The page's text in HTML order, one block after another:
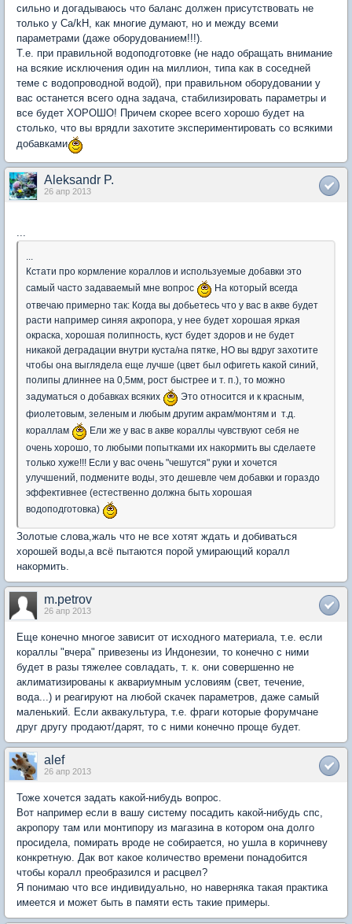
сильно и догадываюсь что баланс должен присутствовать не
только у Ca/kH, как многие думают, но и между всеми
параметрами (даже оборудованием!!!).
Т.е. при правильной водоподготовке (не надо обращать внимание
на всякие исключения один на миллион, типа как в соседней
теме с водопроводной водой), при правильном оборудовании у
вас останется всего одна задача, стабилизировать параметры и
все будет ХОРОШО! Причем скорее всего хорошо будет на
столько, что вы врядли захотите экспериментировать со всякими
добавками
Aleksandr P.
26 апр 2013
...
...
Кстати про кормление кораллов и используемые добавки это
самый часто задаваемый мне вопрос
На который всегда
отвечаю примерно так: Когда вы добьетесь что у вас в акве будет
расти например синяя акропора, у нее будет хорошая яркая
окраска, хорошая полипность, куст будет здоров и не будет
никакой деградации внутри куста/на пятке, НО вы вдруг захотите
чтобы она выглядела еще лучше (цвет был офигеть какой синий,
полипы длиннее на 0,5мм, рост быстрее и т. п.), то можно
задуматься о добавках всяких
Это относится и к красным,
фиолетовым, зеленым и любым другим акрам/монтям и т.д.
кораллам
Ели же у вас в акве кораллы чувствуют себя не
очень хорошо, то любыми попытками их накормить вы сделаете
только хуже!!! Если у вас очень "чешутся" руки и хочется
улучшений, подмените воды, это дешевле чем добавки и гораздо
эффективнее (естественно должна быть хорошая
водоподготовка)
Золотые слова,жаль что не все хотят ждать и добиваться
хорошей воды,а всё пытаются порой умирающий коралл
накормить.
m.petrov
26 апр 2013
Еще конечно многое зависит от исходного материала, т.е. если
кораллы "вчера" привезены из Индонезии, то конечно с ними
будет в разы тяжелее совладать, т. к. они совершенно не
аклиматизированы к аквариумным условиям (свет, течение,
вода...) и реагируют на любой скачек параметров, даже самый
маленький. Если аквакультура, т.е. фраги которые форумчане
друг другу продают/дарят, то с ними конечно проще будет.
alef
26 апр 2013
Тоже хочется задать какой-нибудь вопрос.
Вот например если в вашу систему посадить какой-нибудь спс,
акропору там или монтипору из магазина в котором она долго
просидела, помирать вроде не собирается, но ушла в коричневу
конкретную. Дак вот какое количество времени понадобится
чтобы коралл преобразился и расцвел?
Я понимаю что все индивидуально, но наверняка такая практика
имеется и может быть в памяти есть такие примеры.